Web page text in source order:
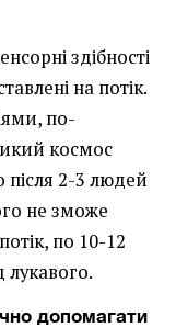
здібності
на потік.
по-
космос
після 2-3 людей
не зможе
по 10-12
лукавого.
допомагати